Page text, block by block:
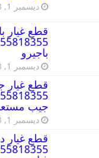
ديسمبر 1, 2023
قطع غيار
باجيرو
ديسمبر 1, 2023
قطع غيار
جيب
ديسمبر 1, 2023
قطع غيار